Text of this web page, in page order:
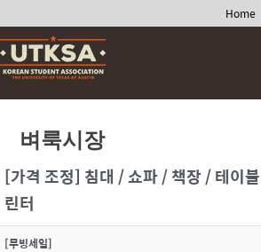
Home
Skip
to
content
벼룩시장
[가격 조정] 침대 / 쇼파 / 책장 / 테이
린터
[무빙세일]